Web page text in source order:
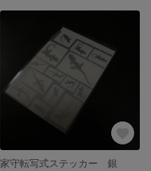
家守転写式ステッカー 銀